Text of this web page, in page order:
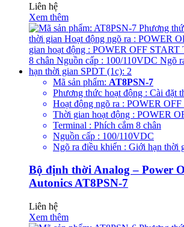
Liên hệ
Xem thêm
Mã sản phẩm: AT8PSN-7
Phương thức hoạt động : Cài đặt
Hoạt động ngõ ra : POWER
Thời gian hoạt động : POWER
Terminal : Phích cắm 8 chân
Nguồn cấp : 100/110VDC
Ngõ ra điều khiển : Giới hạn thời
Bộ định thời Analog – Power
Autonics AT8PSN-7
Liên hệ
Xem thêm